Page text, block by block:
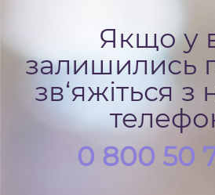
Якщо у
залишились
зв‘яжіться
0 800 50